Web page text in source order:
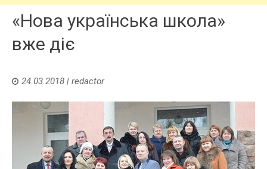
«Нова українська школа»
вже діє
24.03.2018 | redactor